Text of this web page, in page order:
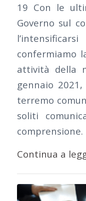
19 Con le
Governo sul
confermiamo
attività della
gennaio
terremo
soliti
comprensione.
Continua a